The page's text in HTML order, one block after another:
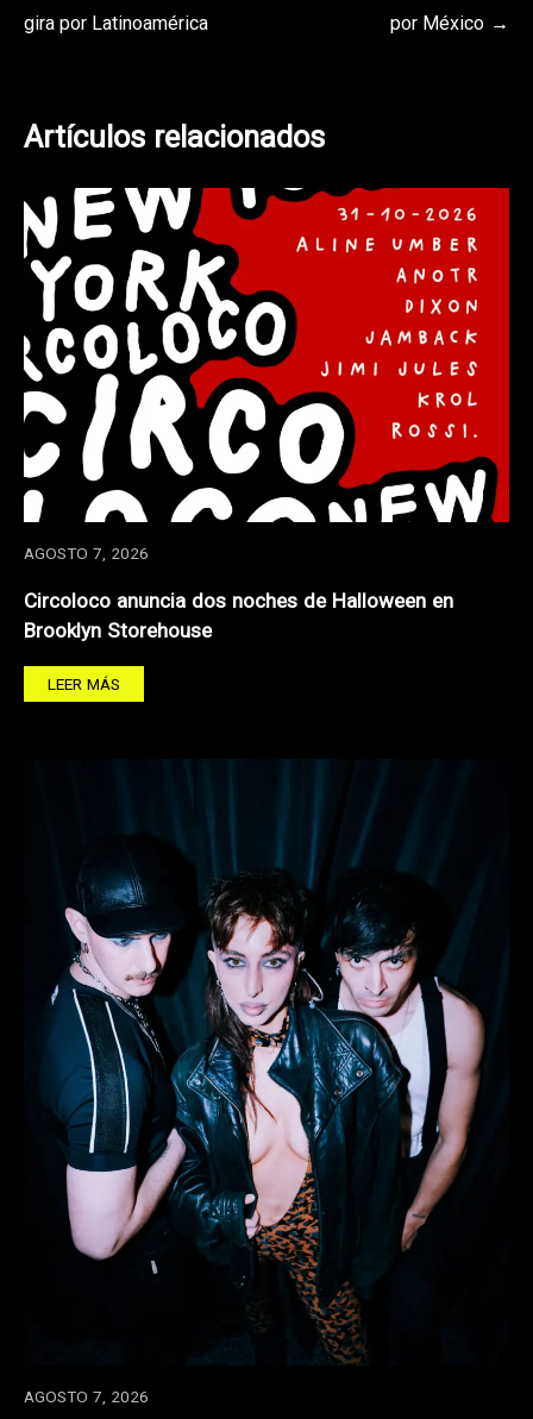
de
gira por Latinoamérica
por México
Artículos relacionados
AGOSTO 7, 2026
Circoloco anuncia dos noches de Halloween en
Brooklyn Storehouse
LEER MÁS
AGOSTO 7, 2026